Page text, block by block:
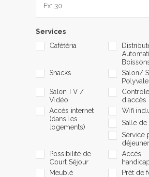
Services
Cafétéria
Snacks
Salon/
Salon TV /
Vidéo
Contrôle
d'accès
Accès internet
(dans les
logements)
Wifi
Salle
Service
déjeuner
Possibilité de
Court Séjour
Accès
Meublé
Prêt de